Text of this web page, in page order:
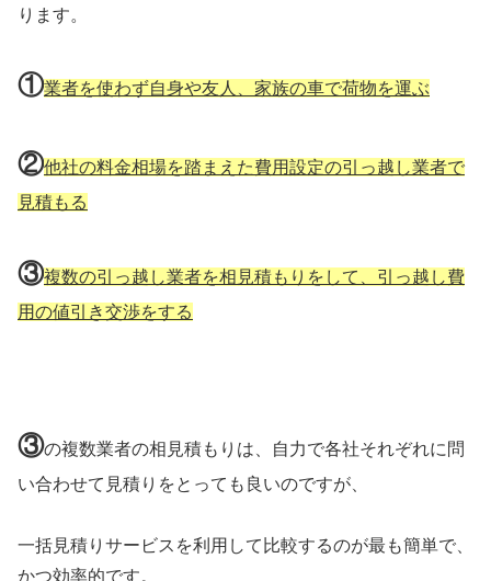
ります。
①業者を使わず自身や友人、家族の車で荷物を運ぶ
②他社の料金相場を踏まえた費用設定の引っ越し業者で
見積もる
③複数の引っ越し業者を相見積もりをして、引っ越し費
用の値引き交渉をする
③の複数業者の相見積もりは、自力で各社それぞれに問
い合わせて見積りをとっても良いのですが、
一括見積りサービスを利用して比較するのが最も簡単で、
かつ効率的です。